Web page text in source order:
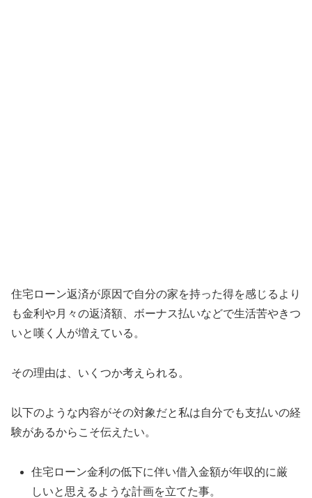
住宅ローン返済が原因で自分の家を持った得を感じるより
も金利や月々の返済額、ボーナス払いなどで生活苦やきつ
いと嘆く人が増えている。
その理由は、いくつか考えられる。
以下のような内容がその対象だと私は自分でも支払いの経
験があるからこそ伝えたい。
住宅ローン金利の低下に伴い借入金額が年収的に厳
しいと思えるような計画を立てた事。